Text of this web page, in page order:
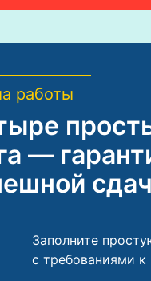
работы
—
Заполните
с требованиями к